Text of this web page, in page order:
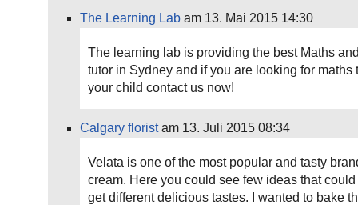
The Learning Lab am 13. Mai 2015 14:30
The learning lab is providing the best Maths
tutor in Sydney and if you are looking for maths
your child contact us now!
Calgary floristam 13. Juli 2015 08:34
Velata is one of the most popular and tasty
cream. Here you could see few ideas that
get different delicious tastes. I wanted to bake